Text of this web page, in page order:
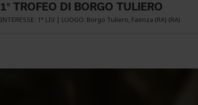
1° TROFEO DI BORGO TULIERO
INTERESSE: 1° LIV | LUOGO: Borgo Tuliero, Faenza (RA) (RA)